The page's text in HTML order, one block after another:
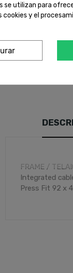
Política de
Entregaremos los
Política de
Tienes un plazo de
FRAME /
Integrated
Press Fit 92 x
Direct Mount,
se utilizan para
cookies y el